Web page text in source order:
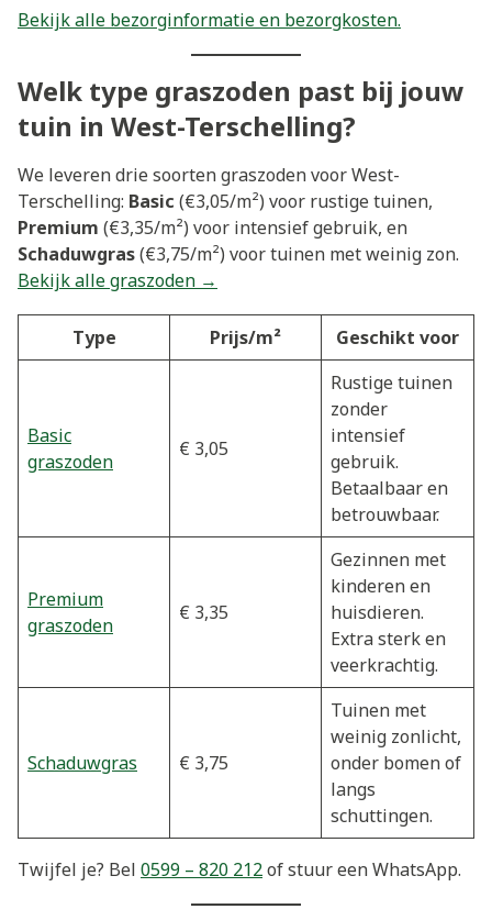
Bekijk alle bezorginformatie en bezorgkosten.
Welk type graszoden past bij jouw
tuin in West-Terschelling?
We leveren drie soorten graszoden voor West-
Terschelling: Basic (€3,05/m²) voor rustige tuinen,
Premium (€3,35/m²) voor intensief gebruik, en
Schaduwgras(€3,75/m²) voor tuinen met weinig zon.
Bekijk alle graszoden →
Type Prijs/m² Geschikt voor
Basic
graszoden
€ 3,05
Rustige tuinen
zonder
intensief
gebruik.
Betaalbaar en
betrouwbaar.
Premium
graszoden
€ 3,35
Gezinnen met
kinderen en
huisdieren.
Extra sterk en
veerkrachtig.
Schaduwgras € 3,75
Tuinen met
weinig zonlicht,
onder bomen of
langs
schuttingen.
Twijfel je? Bel 0599 – 820 212of stuur een WhatsApp.